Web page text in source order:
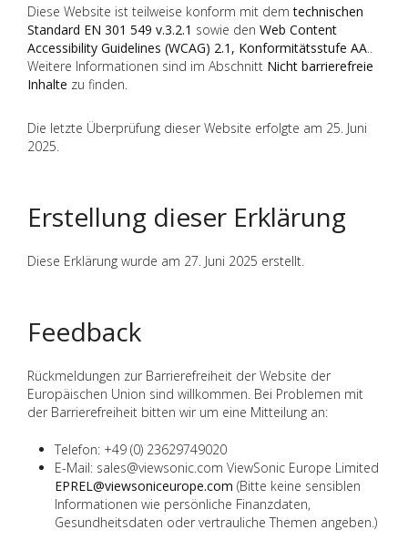
Diese Website ist teilweise konform mit demtechnischen
Standard EN 301 549 v.3.2.1 sowie den Web Content
Accessibility Guidelines (WCAG) 2.1, Konformitätsstufe AA
Weitere Informationen sind im Abschnitt Nicht barrierefreie
Inhalte zu finden.
Die letzte Überprüfung dieser Website erfolgte am 25. Juni
2025.
Erstellung dieser Erklärung
Diese Erklärung wurde am 27. Juni 2025 erstellt.
Feedback
Rückmeldungen zur Barrierefreiheit der Website der
Europäischen Union sind willkommen. Bei Problemen mit
der Barrierefreiheit bitten wir um eine Mitteilung an:
Telefon: +49 (0) 23629749020
E-Mail: sales@viewsonic.com ViewSonic Europe Limited
EPREL@viewsoniceurope.com (Bitte keine sensiblen
Informationen wie persönliche Finanzdaten,
Gesundheitsdaten oder vertrauliche Themen angeben.)